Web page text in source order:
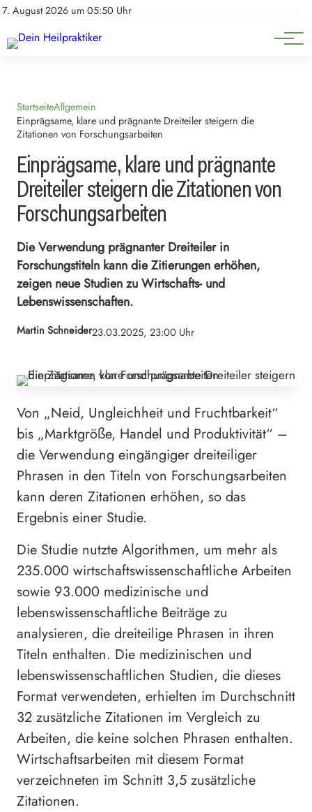
7. August 2026 um 05:50 Uhr
Impressum
Natürliche Medizin
Heilpflanzen & Kräuterkunde
StartseiteAllgemein
Einprägsame, klare und prägnante Dreiteiler steigern die
Zitationen von Forschungsarbeiten
Einprägsame, klare und prägnante
Dreiteiler steigern die Zitationen von
Forschungsarbeiten
Die Verwendung prägnanter Dreiteiler in
Forschungstiteln kann die Zitierungen erhöhen,
zeigen neue Studien zu Wirtschafts- und
Lebenswissenschaften.
Martin Schneider23.03.2025, 23:00 Uhr
Von „Neid, Ungleichheit und Fruchtbarkeit“
bis „Marktgröße, Handel und Produktivität“ –
die Verwendung eingängiger dreiteiliger
Phrasen in den Titeln von Forschungsarbeiten
kann deren Zitationen erhöhen, so das
Ergebnis einer Studie.
Die Studie nutzte Algorithmen, um mehr als
235.000 wirtschaftswissenschaftliche Arbeiten
sowie 93.000 medizinische und
lebenswissenschaftliche Beiträge zu
analysieren, die dreiteilige Phrasen in ihren
Titeln enthalten. Die medizinischen und
lebenswissenschaftlichen Studien, die dieses
Format verwendeten, erhielten im Durchschnitt
32 zusätzliche Zitationen im Vergleich zu
Arbeiten, die keine solchen Phrasen enthalten.
Wirtschaftsarbeiten mit diesem Format
verzeichneten im Schnitt 3,5 zusätzliche
Zitationen.